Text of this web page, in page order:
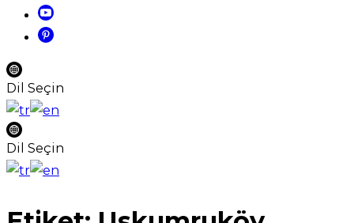
Dil Seçin
Dil Seçin